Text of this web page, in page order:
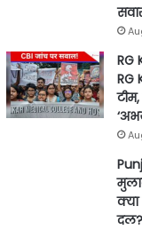
RG
RG
दल?